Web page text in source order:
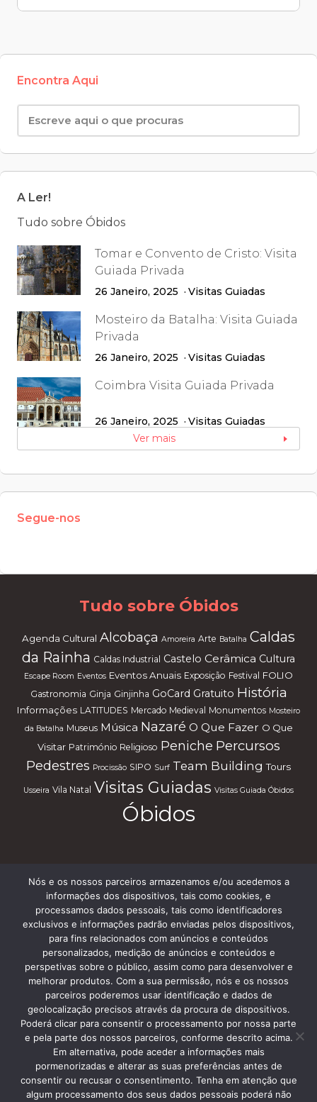
Encontra Aqui
A Ler!
Tudo sobre Óbidos
Tomar e Convento de Cristo: Visita
Guiada Privada
26 Janeiro, 2025 Visitas Guiadas
Mosteiro da Batalha: Visita Guiada
Privada
26 Janeiro, 2025 Visitas Guiadas
Coimbra Visita Guiada Privada
26 Janeiro, 2025
Visitas Guiadas
Ver mais
Segue-nos
en
Tudo sobre Óbidos
Agenda Cultural Alcobaça Amoreira Arte Batalha Caldas
da Rainha Caldas Industrial Castelo Cerâmica Cultura
Escape Room Eventos Eventos Anuais Exposição Festival FOLIO
Gastronomia Ginja Ginjinha GoCard Gratuito História
Informações LATITUDES Mercado Medieval Monumentos Mosteiro
da Batalha Museus Música Nazaré O Que Fazer O Que
Visitar Património Religioso Peniche Percursos
Pedestres Procissão SIPO Surf Team Building Tours
Usseira Vila Natal Visitas Guiadas Visitas Guiada Óbidos
Óbidos
Subscreve a nossa Newsletter
Termos e Condições
Nós e os nossos parceiros armazenamos e/ou acedemos a
informações dos dispositivos, tais como cookies, e
processamos dados pessoais, tais como identificadores
exclusivos e informações padrão enviadas pelos dispositivos,
para fins relacionados com anúncios e conteúdos
personalizados, medição de anúncios e conteúdos e
perspetivas sobre o público, assim como para desenvolver e
melhorar produtos. Com a sua permissão, nós e os nossos
parceiros poderemos usar identificação e dados de
geolocalização precisos através da procura de dispositivos.
Poderá clicar para consentir o processamento por nossa parte
e pela parte dos nossos parceiros, conforme descrito acima.
Em alternativa, pode aceder a informações mais
pormenorizadas e alterar as suas preferências antes de
consentir ou recusar o consentimento. Tenha em atenção que
algum processamento dos seus dados pessoais poderá não